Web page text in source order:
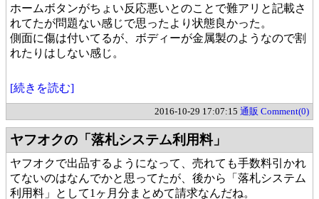
ホームボタンがちょい反応悪いとのことで難アリと記載さ
れてたが問題ない感じで思ったより状態良かった。
側面に傷は付いてるが、ボディーが金属製のようなので割
れたりはしない感じ。
[続きを読む]
2016-10-29 17:07:15 通販 Comment(0)
ヤフオクの「落札システム利用料」
ヤフオクで出品するようになって、売れても手数料引かれ
てないのはなんでかと思ってたが、後から「落札システム
利用料」として1ヶ月分まとめて請求なんだね。